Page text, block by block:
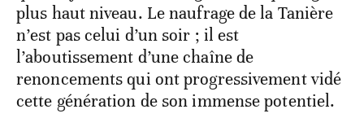
plus haut niveau. Le naufrage de la Tanière
n’est pas celui d’un soir ; il est
l’aboutissement d’une chaîne de
renoncements qui ont progressivement vidé
cette génération de son immense potentiel.